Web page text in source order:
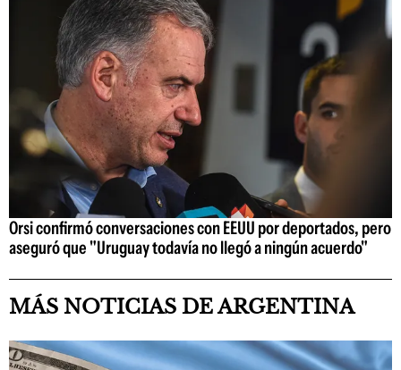
Orsi confirmó conversaciones con EEUU por deportados, pero
aseguró que "Uruguay todavía no llegó a ningún acuerdo"
MÁS NOTICIAS DE ARGENTINA